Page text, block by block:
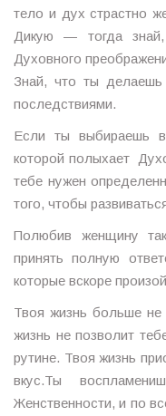
тело и дух страстно
Дикую — тогда
Духовного
Знай, что ты делаешь
последствиями.
Если ты выбираешь
которой полыхает
тебе нужен
того, чтобы
Полюбив женщину
принять полную
которые вскоре
Твоя жизнь больше
жизнь не позволит
рутине. Твоя жизнь
вкус.Ты
Женственности, и по